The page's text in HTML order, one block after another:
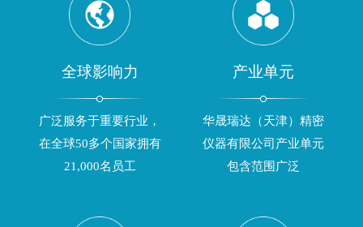
全球影响力
广泛服务于重要行业，
在全球50多个国家拥有
21,000名员工
产业单元
华晟瑞达（天津）精密
仪器有限公司产业单元
包含范围广泛